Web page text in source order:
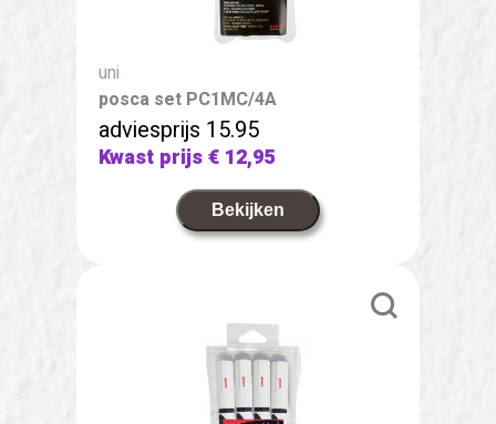
uni
posca set PC1MC/4A
adviesprijs 15.95
Kwast prijs€ 12,95
Bekijken